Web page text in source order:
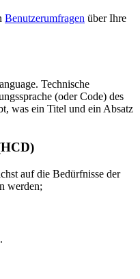
Benutzerumfragen über Ihre
Technische
(oder Code) des
was ein Titel und ein Absatz
auf die Bedürfnisse der
werden;